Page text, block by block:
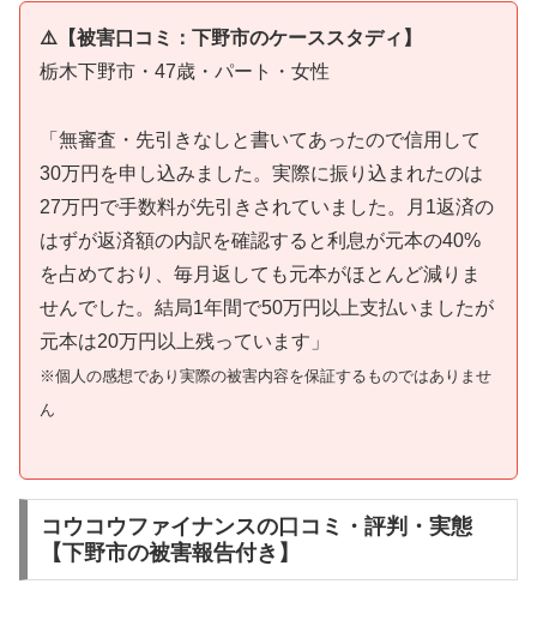
⚠️【被害口コミ：下野市のケーススタディ】
栃木下野市・47歳・パート・女性
「無審査・先引きなしと書いてあったので信用して
30万円を申し込みました。実際に振り込まれたのは
27万円で手数料が先引きされていました。月1返済の
はずが返済額の内訳を確認すると利息が元本の40%
を占めており、毎月返しても元本がほとんど減りま
せんでした。結局1年間で50万円以上支払いましたが
元本は20万円以上残っています」
※個人の感想であり実際の被害内容を保証するものではありませ
ん
コウコウファイナンスの口コミ・評判・実態
【下野市の被害報告付き】